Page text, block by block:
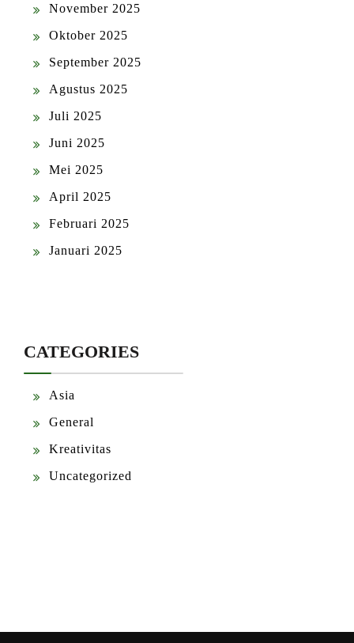
November 2025
Oktober 2025
September 2025
Agustus 2025
Juli 2025
Juni 2025
Mei 2025
April 2025
Februari 2025
Januari 2025
CATEGORIES
Asia
General
Kreativitas
Uncategorized